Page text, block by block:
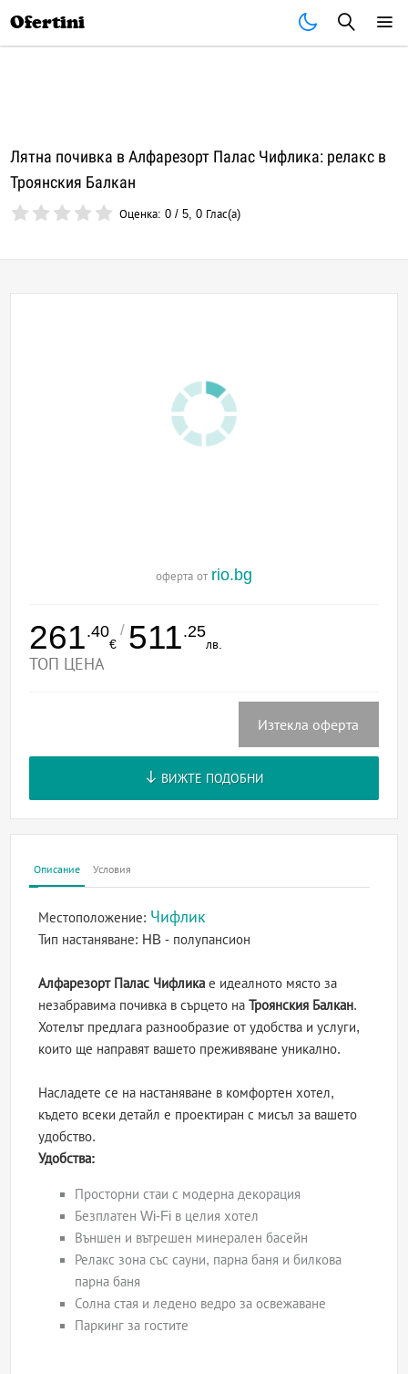
Ofertini
Лятна почивка в Алфарезорт Палас Чифлика: релакс в
Троянския Балкан
Оценка:0 /5,0 Глас(а)
оферта от rio.bg
261.40
€
/ 511.25
лв.
ТОП ЦЕНА
Изтекла оферта
ВИЖТЕ ПОДОБНИ
Описание Условия
Местоположение: Чифлик
Тип настаняване: HB - полупансион
Алфарезорт Палас Чифлика е идеалното място за
незабравима почивка в сърцето наТроянския Балкан.
Хотелът предлага разнообразие от удобства и услуги,
които ще направят вашето преживяване уникално.
Насладете се на настаняване в комфортен хотел,
където всеки детайл е проектиран с мисъл за вашето
удобство.
Удобства:
Просторни стаи с модерна декорация
Безплатен Wi-Fi в целия хотел
Външен и вътрешен минерален басейн
Релакс зона със сауни, парна баня и билкова
парна баня
Солна стая и ледено ведро за освежаване
Паркинг за гостите